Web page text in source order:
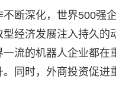
断深化，世界500强
经济发展注入持久的
流的机器人企业都
同时，外商投资促